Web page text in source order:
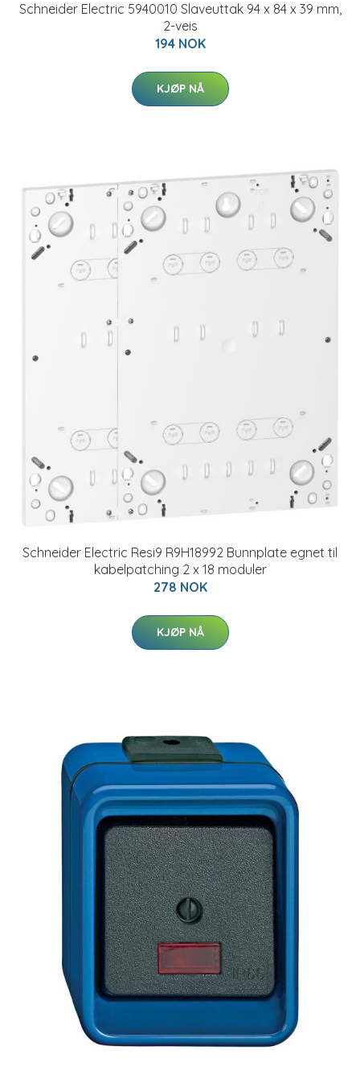
Schneider Electric 5940010 Slaveuttak 94 x 84 x 39 mm,
2-veis
194 NOK
KJØP NÅ
Schneider Electric Resi9 R9H18992 Bunnplate egnet til
kabelpatching 2 x 18 moduler
278 NOK
KJØP NÅ